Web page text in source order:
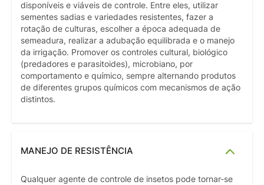
disponíveis e viáveis de controle. Entre eles, utilizar
sementes sadias e variedades resistentes, fazer a
rotação de culturas, escolher a época adequada de
semeadura, realizar a adubação equilibrada e o manejo
da irrigação. Promover os controles cultural, biológico
(predadores e parasitoides), microbiano, por
comportamento e químico, sempre alternando produtos
de diferentes grupos químicos com mecanismos de ação
distintos.
MANEJO DE RESISTÊNCIA
Qualquer agente de controle de insetos pode tornar-se